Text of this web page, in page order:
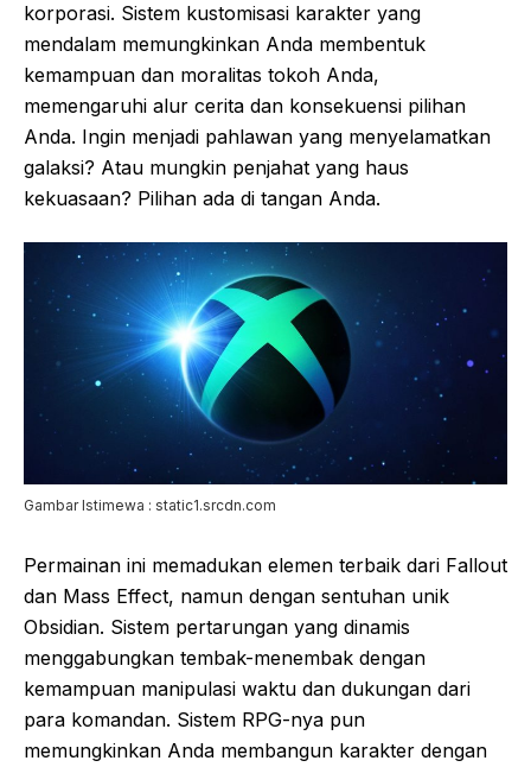
korporasi. Sistem kustomisasi karakter yang
mendalam memungkinkan Anda membentuk
kemampuan dan moralitas tokoh Anda,
memengaruhi alur cerita dan konsekuensi pilihan
Anda. Ingin menjadi pahlawan yang menyelamatkan
galaksi? Atau mungkin penjahat yang haus
kekuasaan? Pilihan ada di tangan Anda.
Gambar Istimewa : static1.srcdn.com
Permainan ini memadukan elemen terbaik dari Fallout
dan Mass Effect, namun dengan sentuhan unik
Obsidian. Sistem pertarungan yang dinamis
menggabungkan tembak-menembak dengan
kemampuan manipulasi waktu dan dukungan dari
para komandan. Sistem RPG-nya pun
memungkinkan Anda membangun karakter dengan